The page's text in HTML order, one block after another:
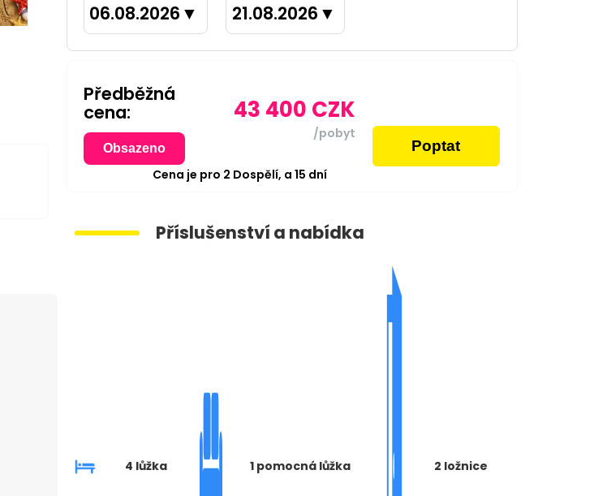
06.08.2026 ▼ 21.08.2026 ▼
Předběžná
cena:
Obsazeno
43 400 CZK
/pobyt
Poptat
Cena je pro 2 Dospělí, a15 dní
Příslušenství a nabídka
4 lůžka 1 pomocná lůžka 2 ložnice